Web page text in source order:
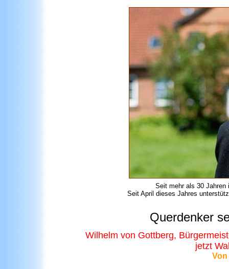
Seit mehr als 30
Seit April dieses Jahres
Querdenker
Wilhelm von Gottberg,
jetzt